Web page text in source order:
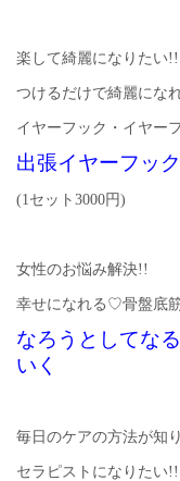
楽して綺麗になりたい!!
つけるだけで綺麗にな
イヤーフック・イヤー
出張イヤーフッ
(1セット3000円)
女性のお悩み解決!!
幸せになれる♡骨盤底
なろうとしてな
いく
毎日のケアの方法が知
セラピストになりたい!!